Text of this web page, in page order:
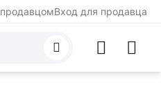
Вход для продавца